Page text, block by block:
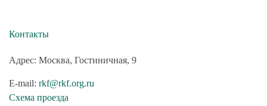
Контакты
Адрес: Москва, Гостиничная, 9
E-mail: rkf@rkf.org.ru
Схема проезда